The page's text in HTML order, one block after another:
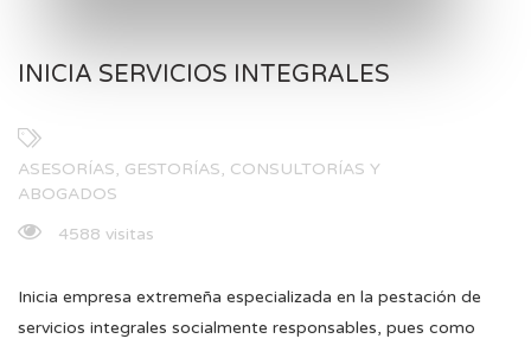
INICIA SERVICIOS INTEGRALES
ASESORÍAS, GESTORÍAS, CONSULTORÍAS Y
ABOGADOS
4588 visitas
Inicia empresa extremeña especializada en la pestación de
servicios integrales socialmente responsables, pues como